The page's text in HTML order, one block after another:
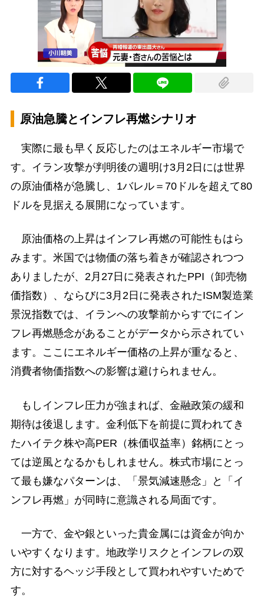
原油急騰とインフレ再燃シナリオ
実際に最も早く反応したのはエネルギー市場で
す。イラン攻撃が判明後の週明け3月2日には世界
の原油価格が急騰し、1バレル＝70ドルを超えて80
ドルを見据える展開になっています。
原油価格の上昇はインフレ再燃の可能性もはら
みます。米国では物価の落ち着きが確認されつつ
ありましたが、2月27日に発表されたPPI（卸売物
価指数）、ならびに3月2日に発表されたISM製造業
景況指数では、イランへの攻撃前からすでにイン
フレ再燃懸念があることがデータから示されてい
ます。ここにエネルギー価格の上昇が重なると、
消費者物価指数への影響は避けられません。
もしインフレ圧力が強まれば、金融政策の緩和
期待は後退します。金利低下を前提に買われてき
たハイテク株や高PER（株価収益率）銘柄にとっ
ては逆風となるかもしれません。株式市場にとっ
て最も嫌なパターンは、「景気減速懸念」と「イ
ンフレ再燃」が同時に意識される局面です。
一方で、金や銀といった貴金属には資金が向か
いやすくなります。地政学リスクとインフレの双
方に対するヘッジ手段として買われやすいためで
す。